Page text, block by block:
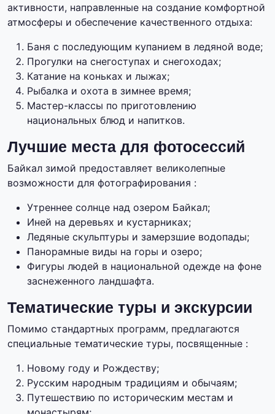
активности, направленные на создание комфортной
атмосферы и обеспечение качественного отдыха:
Баня с последующим купанием в ледяной воде;
Прогулки на снегоступах и снегоходах;
Катание на коньках и лыжах;
Рыбалка и охота в зимнее время;
Мастер-классы по приготовлению
национальных блюд и напитков.
Лучшие места для фотосессий
Байкал зимой предоставляет великолепные
возможности для фотографирования :
Утреннее солнце над озером Байкал;
Иней на деревьях и кустарниках;
Ледяные скульптуры и замерзшие водопады;
Панорамные виды на горы и озеро;
Фигуры людей в национальной одежде на фоне
заснеженного ландшафта.
Тематические туры и экскурсии
Помимо стандартных программ, предлагаются
специальные тематические туры, посвященные :
Новому году и Рождеству;
Русским народным традициям и обычаям;
Путешествию по историческим местам и